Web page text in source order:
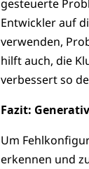
gesteuerte
Entwickler auf
verwenden,
hilft auch, die
verbessert so
Fazit:
Um
erkennen und